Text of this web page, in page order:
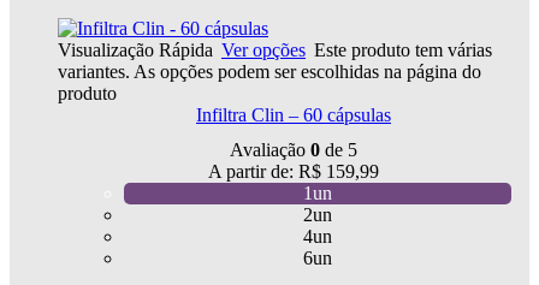
Visualização Rápida Ver opções Este produto tem várias
variantes. As opções podem ser escolhidas na página do
produto
Infiltra Clin – 60 cápsulas
Avaliação 0 de 5
A partir de: R$ 159,99
1un
2un
4un
6un